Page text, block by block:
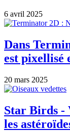
6 avril 2025
Dans
est pixellisé
20 mars 2025
Star Birds -
les